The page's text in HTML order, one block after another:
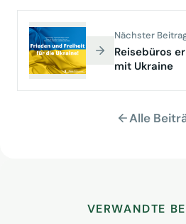
Nächster
Reisebüros
mit Ukraine
Alle
VERWANDTE